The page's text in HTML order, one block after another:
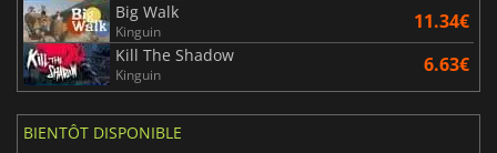
Big Walk
Kinguin 11.34€
Kill The Shadow
Kinguin 6.63€
BIENTÔT DISPONIBLE